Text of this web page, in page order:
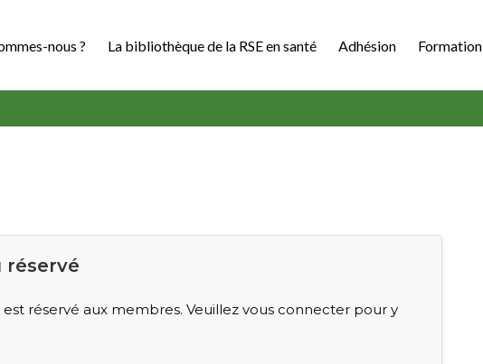
nous ? La bibliothèque de la RSE en santé Adhésion Formation
réservé
réservé aux membres. Veuillez vous connecter pour y